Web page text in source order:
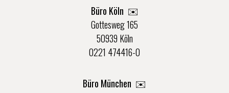
Büro Köln ✉️
Gottesweg 165
50939 Köln
0221 474416-0
Büro München ✉️